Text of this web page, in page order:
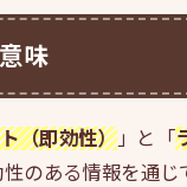
味
（即効性）」と「
のある情報を通